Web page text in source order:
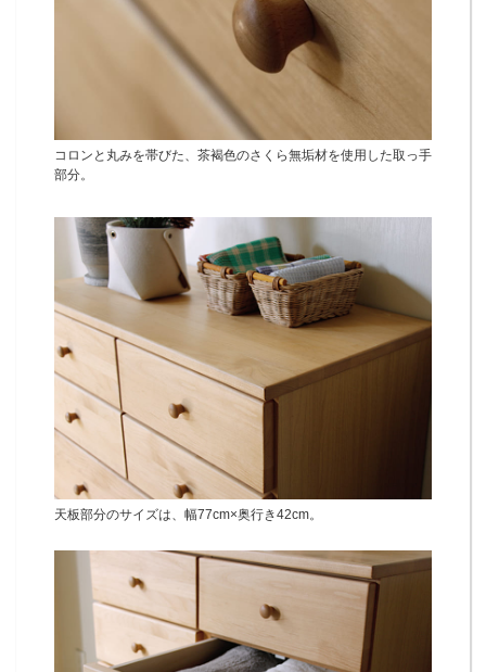
コロンと丸みを帯びた、茶褐色のさくら無垢材を使用した取っ手
部分。
天板部分のサイズは、幅77cm×奥行き42cm。